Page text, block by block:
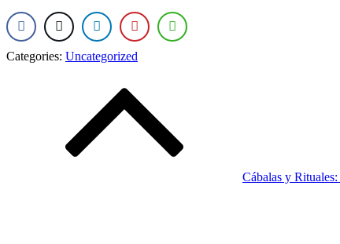
Categories: Uncategorized
Cábalas y